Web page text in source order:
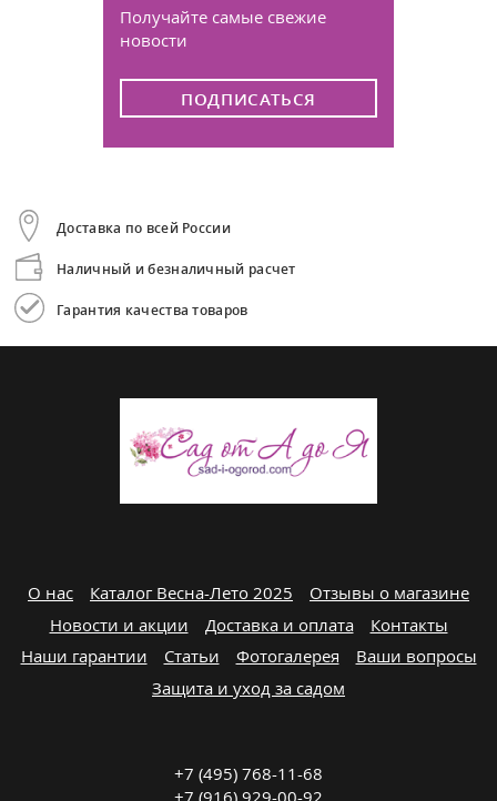
Получайте самые свежие
новости
ПОДПИСАТЬСЯ
Доставка по всей России
Наличный и безналичный расчет
Гарантия качества товаров
О нас Каталог Весна-Лето 2025
Отзывы о магазине
Новости и акции
Доставка и оплата
Контакты
Наши гарантии
Статьи Фотогалерея
Ваши вопросы
Защита и уход за садом
+7 (495) 768-11-68